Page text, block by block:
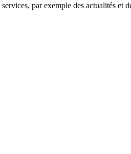
par exemple des actualités et